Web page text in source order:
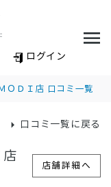
ログイン
ＯＤＩ店 口コミ一覧
口コミ一覧に戻る
店
店舗詳細へ